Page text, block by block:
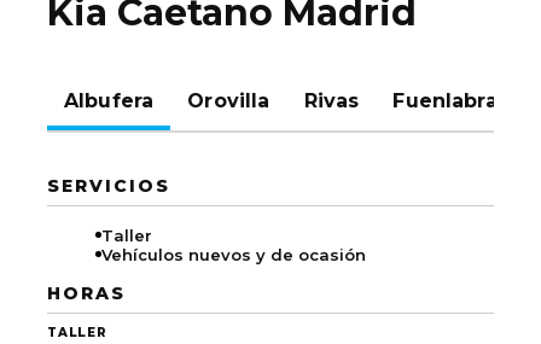
Kia Caetano Madrid
Albufera Orovilla Rivas Fuenlabrada
SERVICIOS
Taller
Vehículos nuevos y de ocasión
HORAS
TALLER